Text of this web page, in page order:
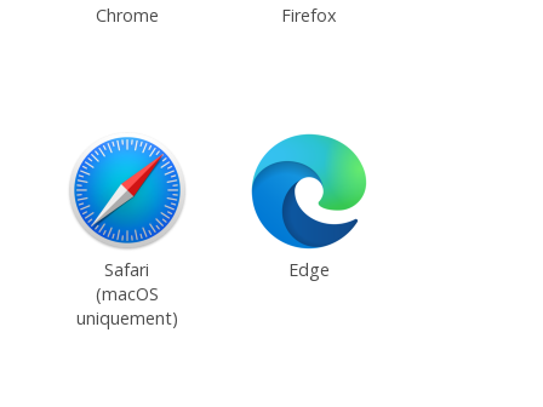
Chrome Firefox
Safari
(macOS
uniquement)
Edge